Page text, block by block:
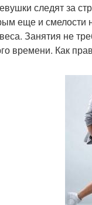
следят за
еще и смелости
Занятия не
времени. Как